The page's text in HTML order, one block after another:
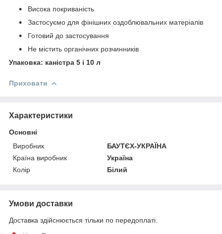
Висока покриваність
Застосуємо для фінішних оздоблювальних матеріалів
Готовий до застосування
Не містить органічних розчинників
Упаковка: каністра 5 і 10 л
Приховати
Характеристики
Основні
Виробник
БАУТЄХ-УКРАЇНА
Країна виробник
Україна
Колір
Білий
Умови доставки
Доставка здійснюється тільки по передоплаті.